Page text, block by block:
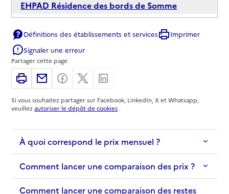
EHPAD Résidence des bords de Somme
02100-Saint-Quentin
03 23 08 41 00
Contact
Site internet
Rapport HAS
Voir les prix et prestations
Source des données : Finess n° 020014957
Mis à jour le : 10/06/2026
EHPAD Les Trois Chênes
Adresse
12 rue Camille Desmoulins
02100-Saint-Quentin
Définitions des établissements et services
Imprimer
Signaler une erreur
Partager cette page
ImprimerPartager par email
Partager sur Facebook
Partager sur X
Si vous souhaitez partager sur Facebook, LinkedIn, X et Whatsapp,
veuillezautoriser le dépôt de cookies .
À quoi correspond le prix mensuel ?
Comment lancer une comparaison des prix ?
Comment lancer une comparaison des restes